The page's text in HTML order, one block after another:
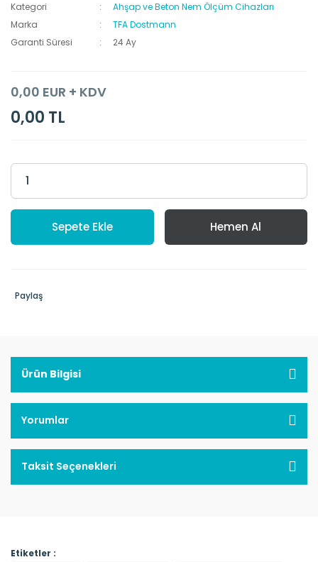
Kategori
Ahşap ve Beton Nem Ölçüm Cihazları
Marka
TFA Dostmann
Garanti Süresi
24 Ay
0,00 EUR + KDV
0,00 TL
Sepete Ekle Hemen Al
Paylaş
Ürün Bilgisi
Yorumlar
Taksit Seçenekleri
Etiketler :